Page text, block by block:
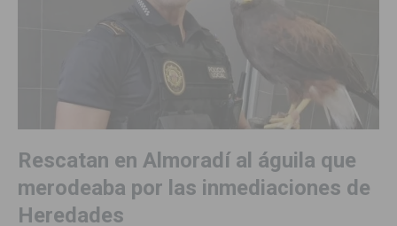
Rescatan en Almoradí al águila que
merodeaba por las inmediaciones de
Heredades